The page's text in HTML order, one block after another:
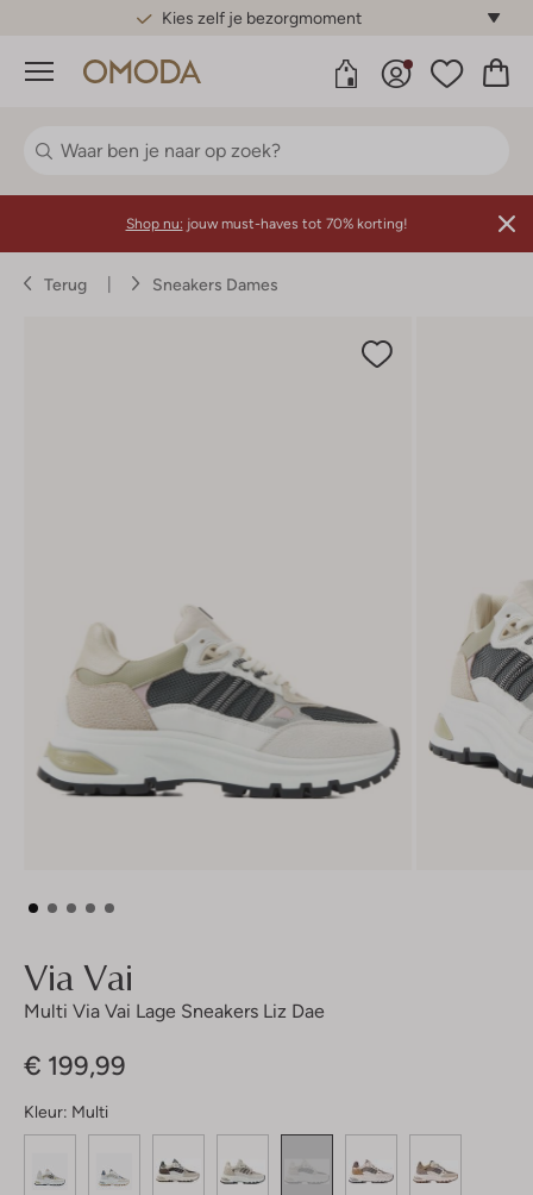
Gratis standaard verzending*
Menu
Shop nu: jouw must-haves tot 70% korting!
Terug Sneakers Dames
Via Vai
Multi Via Vai Lage Sneakers Liz Dae
€ 199,99
Kleur: Multi